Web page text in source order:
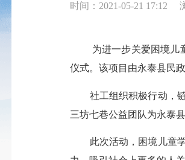
时间：2021-05-21 17:12
为进一步关爱困境儿
仪式。该项目由永泰县民
社工组织积极行动，
三坊七巷公益团队为永泰
此次活动 ， 困境儿童